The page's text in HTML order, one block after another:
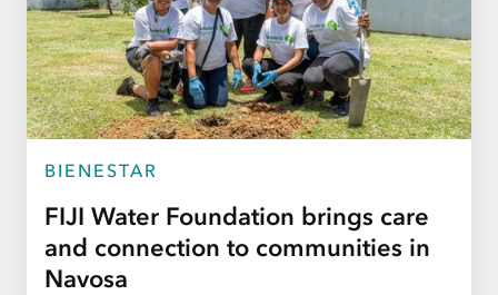
BIENESTAR
FIJI Water Foundation brings care
and connection to communities in
Navosa